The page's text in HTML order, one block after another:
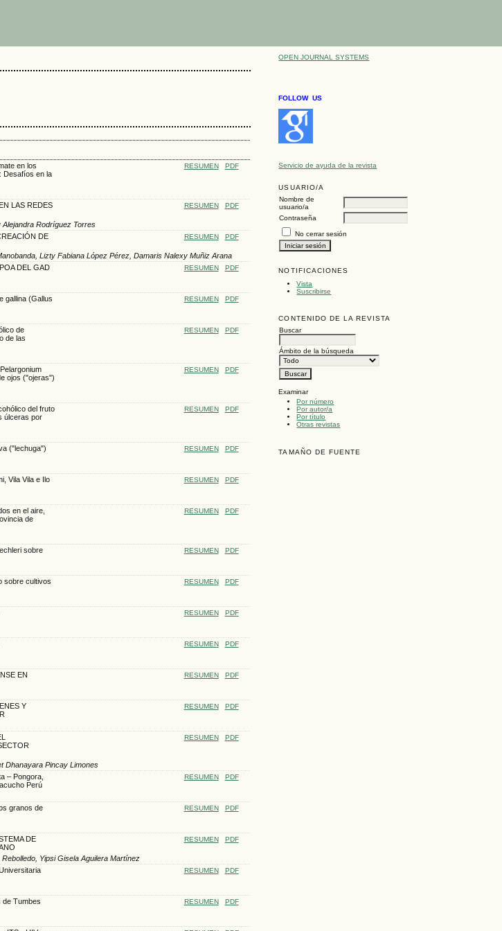
OPEN JOURNAL SYSTEMS
FOLLOW US
Servicio de ayuda de la revista
USUARIO/A
Nombre de
usuario/a
Contraseña
No cerrar sesión
NOTIFICACIONES
Vista
Suscribirse
CONTENIDO DE LA REVISTA
Buscar
Ámbito de la búsqueda
Examinar
Por número
Por autor/a
Por título
Otras revistas
TAMAÑO DE FUENTE
en los
Desafíos en la
RESUMEN PDF
LAS REDES
RESUMEN PDF
Alejandra Rodríguez Torres
DE
RESUMEN PDF
Lizty Fabiana López Pérez, Damaris Nalexy Muñiz Arana
DEL GAD
RESUMEN PDF
gallina (Gallus
RESUMEN PDF
de
de las
RESUMEN PDF
ojos ("ojeras")
RESUMEN PDF
del fruto
úlceras por
RESUMEN PDF
("lechuga") RESUMEN PDF
Vila Vila e Ilo
RESUMEN PDF
en el aire,
de
RESUMEN PDF
sobre
RESUMEN PDF
sobre cultivos
RESUMEN PDF
RESUMEN PDF
RESUMEN PDF
EN
RESUMEN PDF
Y
RESUMEN PDF
RESUMEN PDF
Dhanayara Pincay Limones
– Pongora,
Perú
RESUMEN PDF
granos de
RESUMEN PDF
DE
RESUMEN PDF
Yipsi Gisela Aguilera Martínez
RESUMEN PDF
de Tumbes
RESUMEN PDF